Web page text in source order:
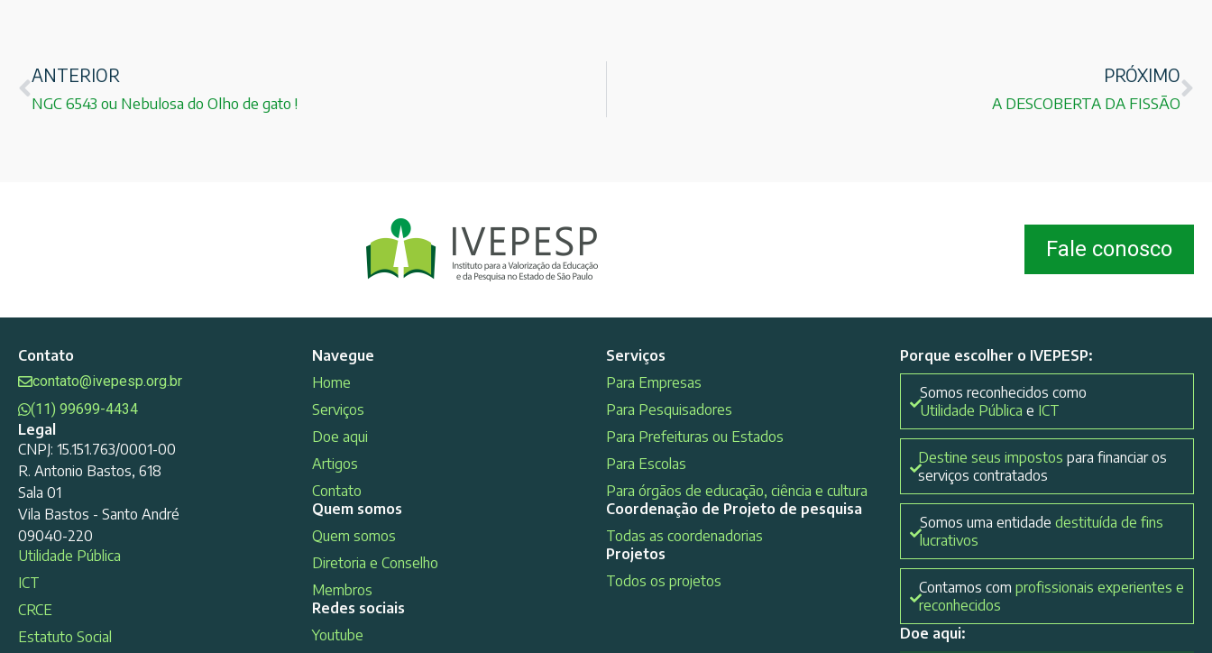
ANTERIOR
NGC 6543 ou Nebulosa do Olho de gato !
PRÓXIMO
A DESCOBERTA DA FISSÃO
Fale conosco
Contato
contato@ivepesp.org.br
(11) 99699-4434
Legal
CNPJ: 15.151.763/0001-00
R. Antonio Bastos, 618
Sala 01
Vila Bastos - Santo André
09040-220
Utilidade Pública
ICT
CRCE
Estatuto Social
Navegue
Home
Serviços
Doe aqui
Artigos
Contato
Quem somos
Quem somos
Diretoria e Conselho
Membros
Redes sociais
Youtube
Serviços
Para Empresas
Para Pesquisadores
Para Prefeituras ou Estados
Para Escolas
Para órgãos de educação, ciência e cultura
Coordenação de Projeto de pesquisa
Todas as coordenadorias
Projetos
Todos os projetos
Porque escolher o IVEPESP:
Somos reconhecidos como
Utilidade Pública e ICT
Destine seus impostos para financiar os
serviços contratados
Somos uma entidadedestituída de fins
lucrativos
Contamos com profissionais experientes e
reconhecidos
Doe aqui: